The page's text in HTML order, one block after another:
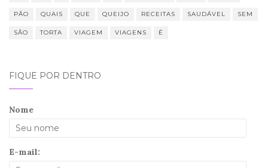
PÃO QUAIS QUE QUEIJO RECEITAS SAUDÁVEL SEM
SÃO TORTA VIAGEM VIAGENS É
FIQUE POR DENTRO
Nome
E-mail: